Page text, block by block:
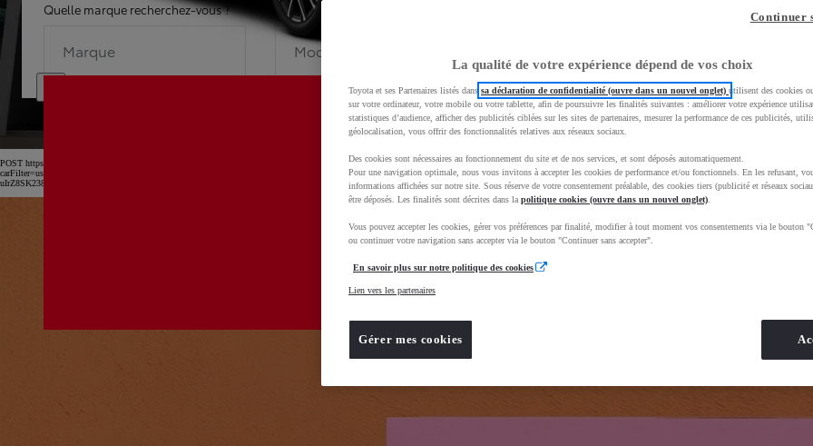
Quelle marque recherchez-vous ?
Marque
Quel modèle recherchez-vous ?
Modèle
Dans quelle
POST https://usc-webcomponents.toyota-europe.com/v1/car-filter-header/fr/fr?
uIrZ8SK238Kn6x2OwfL2isPTEXM0MwD0BvOsZGv7GXbVu52B_rl2xoCnw4QAvD_BwE
La qualité de votre expérience dépend de vos choix
Toyota et ses Partenaires listés dans sa déclaration de confidentialité (ouvre dans un nouvel onglet) utilisent des cookies
sur votre ordinateur, votre mobile ou votre tablette, afin de poursuivre les finalités suivantes : améliorer votre expérience
statistiques d’audience, afficher des publicités ciblées sur les sites de partenaires, mesurer la performance de ces publicités,
géolocalisation, vous offrir des fonctionnalités relatives aux réseaux sociaux.
Des cookies sont nécessaires au fonctionnement du site et de nos services, et sont déposés automatiquement.
Pour une navigation optimale, nous vous invitons à accepter les cookies de performance et/ou fonctionnels. En les refusant,
informations affichées sur notre site. Sous réserve de votre consentement préalable, des cookies tiers (publicité et réseaux
être déposés. Les finalités sont décrites dans la politique cookies (ouvre dans un nouvel onglet)
Vous pouvez accepter les cookies, gérer vos préférences par finalité, modifier à tout moment vos consentements via le bouton
ou continuer votre navigation sans accepter via le bouton "Continuer sans accepter".
En savoir plus sur notre politique des cookies
Lien vers les partenaires
Gérer mes cookies
Continuer